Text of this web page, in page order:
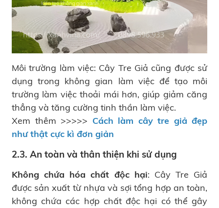
Môi trường làm việc: Cây Tre Giả cũng được sử
dụng trong không gian làm việc để tạo môi
trường làm việc thoải mái hơn, giúp giảm căng
thẳng và tăng cường tinh thần làm việc.
Xem thêm >>>>> Cách làm cây tre giả đẹp
như thật cực kì đơn giản
2.3. An toàn và thân thiện khi sử dụng
Không chứa hóa chất độc hại: Cây Tre Giả
được sản xuất từ nhựa và sợi tổng hợp an toàn,
không chứa các hợp chất độc hại có thể gây